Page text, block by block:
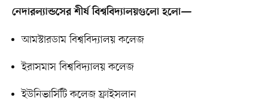
নেদারল্যান্ডসের শীর্ষ বিশ্ববিদ্যালয়গুলো হলো—
আমস্টারডাম বিশ্ববিদ্যালয় কলেজ
ইরাসমাস বিশ্ববিদ্যালয় কলেজ
ইউনিভার্সিটি কলেজ ফ্রাইসলান